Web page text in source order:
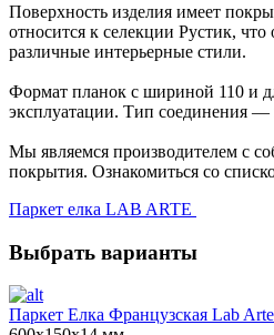
Поверхность изделия имеет
относится к селекции Рустик,
различные интерьерные стили.
Формат планок с шириной 110 и
эксплуатации. Тип соединения —
Мы являемся производителем с
покрытия. Ознакомиться со
Паркет елка LAB ARTE
Выбрать варианты
Паркет Елка Французская Lab